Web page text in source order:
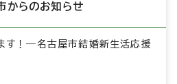
からのお知らせ
す！―名古屋市結婚新生活応援